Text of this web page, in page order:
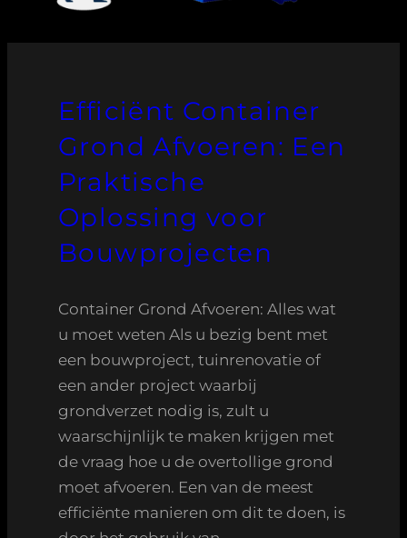
Efficiënt Container
Grond Afvoeren: Een
Praktische
Oplossing voor
Bouwprojecten
Container Grond Afvoeren: Alles wat
u moet weten Als u bezig bent met
een bouwproject, tuinrenovatie of
een ander project waarbij
grondverzet nodig is, zult u
waarschijnlijk te maken krijgen met
de vraag hoe u de overtollige grond
moet afvoeren. Een van de meest
efficiënte manieren om dit te doen, is